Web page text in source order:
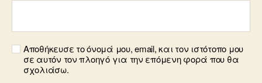
Αποθήκευσε το όνομά μου, email, και τον ιστότοπο μου
σε αυτόν τον πλοηγό για την επόμενη φορά που θα
σχολιάσω.